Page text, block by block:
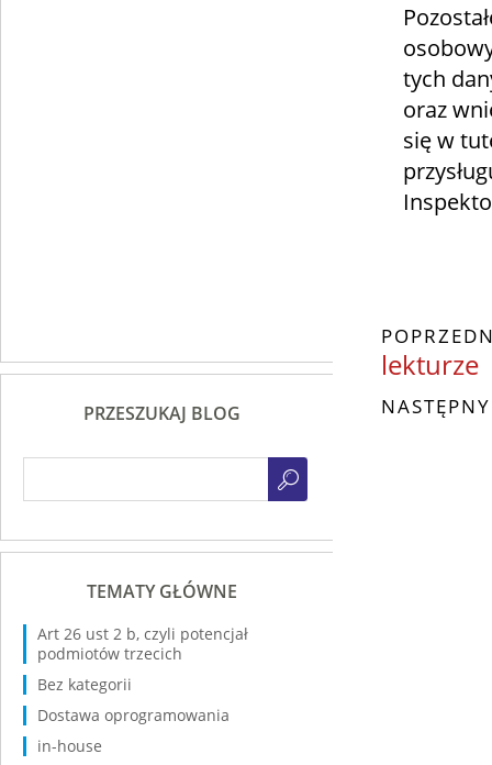
tych
oraz
się w
lekturze
PRZESZUKAJ BLOG
TEMATY GŁÓWNE
Art 26 ust 2 b, czyli potencjał
podmiotów trzecich
Bez kategorii
Dostawa oprogramowania
in-house